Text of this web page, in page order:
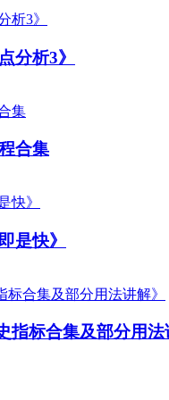
分析3》
合集
是快》
指标合集及部分用